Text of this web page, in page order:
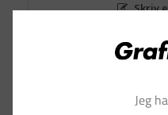
Skriv
Stil
Jeg